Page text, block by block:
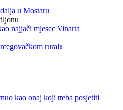
u Mostaru
najjači mjesec Vinarta
ruralu
kao onaj koji treba posjetiti